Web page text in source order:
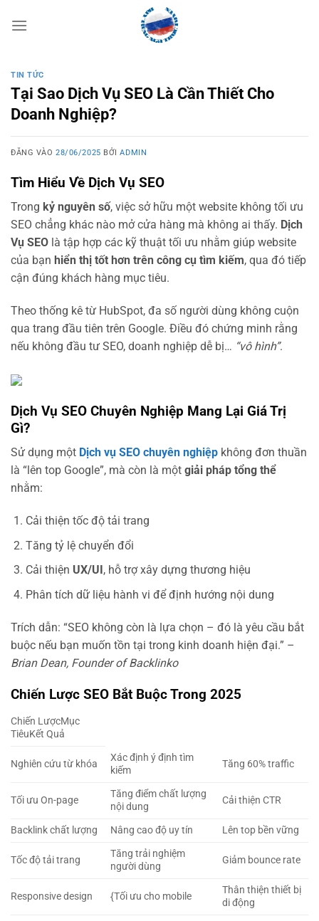
qua
TIN TỨC
Tại Sao Dịch Vụ SEO Là Cần Thiết Cho
Doanh Nghiệp?
ĐĂNG VÀO28/06/2025 BỞIADMIN
Tìm Hiểu Về Dịch Vụ SEO
Trong kỷ nguyên số, việc sở hữu một website không tối ưu
SEO chẳng khác nào mở cửa hàng mà không ai thấy. Dịch
Vụ SEO là tập hợp các kỹ thuật tối ưu nhằm giúp website
của bạn hiển thị tốt hơn trên công cụ tìm kiếm, qua đó tiếp
cận đúng khách hàng mục tiêu.
Theo thống kê từ HubSpot, đa số người dùng không cuộn
qua trang đầu tiên trên Google. Điều đó chứng minh rằng
nếu không đầu tư SEO, doanh nghiệp dễ bị… “vô hình”.
Dịch Vụ SEO Chuyên Nghiệp Mang Lại Giá Trị
Gì?
Sử dụng một Dịch vụ SEO chuyên nghiệp không đơn thuần
là “lên top Google”, mà còn là một giải pháp tổng thể
nhằm:
Cải thiện tốc độ tải trang
Tăng tỷ lệ chuyển đổi
Cải thiện UX/UI , hỗ trợ xây dựng thương hiệu
Phân tích dữ liệu hành vi để định hướng nội dung
Trích dẫn: “SEO không còn là lựa chọn – đó là yêu cầu bắt
buộc nếu bạn muốn tồn tại trong kinh doanh hiện đại.” –
Brian Dean, Founder of Backlinko
Chiến Lược SEO Bắt Buộc Trong 2025
Chiến LượcMục
TiêuKết Quả
Nghiên cứu từ khóa
Xác định ý định tìm
kiếm
Tăng 60% traffic
Tối ưu On-page
Tăng điểm chất lượng
nội dung
Cải thiện CTR
Backlink chất lượng Nâng cao độ uy tín Lên top bền vững
Tốc độ tải trang
Tăng trải nghiệm
người dùng
Giảm bounce rate
Responsive design {Tối ưu cho mobile
Thân thiện thiết bị
di động